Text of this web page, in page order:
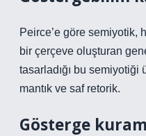
Peirce’e göre semiyotik,
bir çerçeve oluşturan
tasarladığı bu semiyotiği
mantık ve saf retorik.
Gösterge